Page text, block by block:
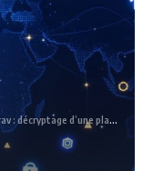
d’une plateforme de streaming controversée